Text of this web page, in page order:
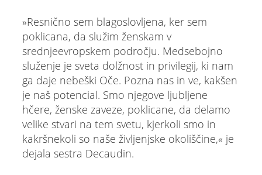
»Resnično sem blagoslovljena, ker sem
poklicana, da služim ženskam v
srednjeevropskem področju. Medsebojno
služenje je sveta dolžnost in privilegij, ki nam
ga daje nebeški Oče. Pozna nas in ve, kakšen
je naš potencial. Smo njegove ljubljene
hčere, ženske zaveze, poklicane, da delamo
velike stvari na tem svetu, kjerkoli smo in
kakršnekoli so naše življenjske okoliščine,« je
dejala sestra Decaudin.